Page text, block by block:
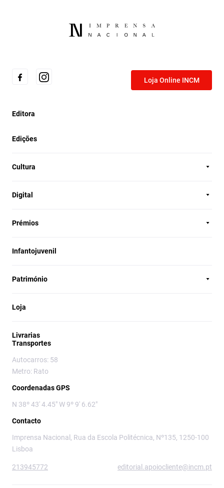
Loja Online INCM
Editora
Edições
Cultura
Digital
Prémios
Infantojuvenil
Património
Loja
Livrarias
Transportes
Autocarros: 58
Metro: Rato
Coordenadas GPS
N 38º 43' 4.45" W 9º 9' 6.62"
Contacto
Imprensa Nacional, Rua da Escola Politécnica, Nº135, 1250-100
Lisboa
213945772 editorial.apoiocliente@incm.pt